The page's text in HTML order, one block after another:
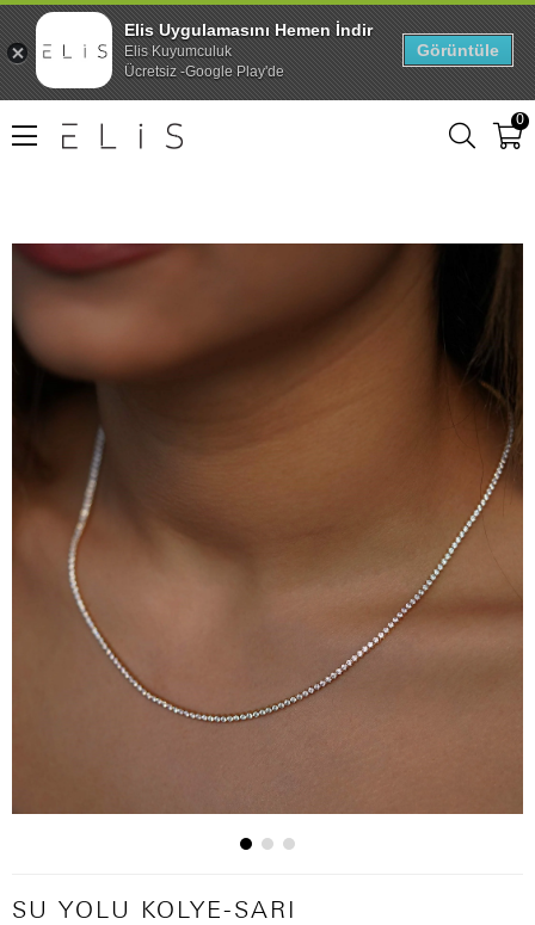
0
SU YOLU KOLYE-SARI
Elis Uygulamasını Hemen İndir
Elis Kuyumculuk
Ücretsiz -Google Play'de
Görüntüle